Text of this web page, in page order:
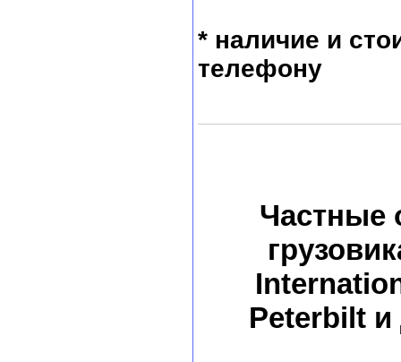
* наличие и
телефону
Частные
Peterbilt